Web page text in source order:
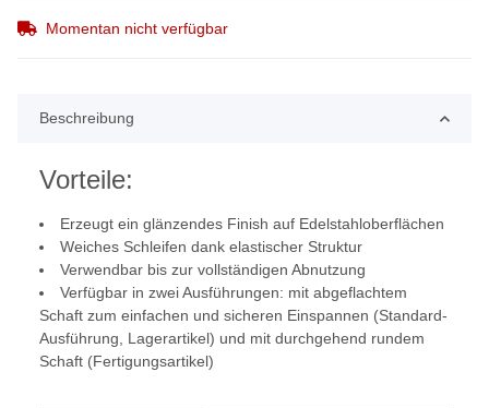
Momentan nicht verfügbar
Beschreibung
Vorteile:
Erzeugt ein glänzendes Finish auf Edelstahloberflächen
Weiches Schleifen dank elastischer Struktur
Verwendbar bis zur vollständigen Abnutzung
Verfügbar in zwei Ausführungen: mit abgeflachtem
Schaft zum einfachen und sicheren Einspannen (Standard-
Ausführung, Lagerartikel) und mit durchgehend rundem
Schaft (Fertigungsartikel)